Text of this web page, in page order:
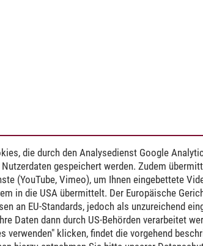
die durch den Analysedienst Google
gespeichert werden. Zudem
(YouTube, Vimeo), um Ihnen eingebettete
in die USA übermittelt. Der Europäische
an EU-Standards, jedoch als unzureichend
Daten dann durch US-Behörden verarbeitet
verwenden" klicken, findet die vorgehend